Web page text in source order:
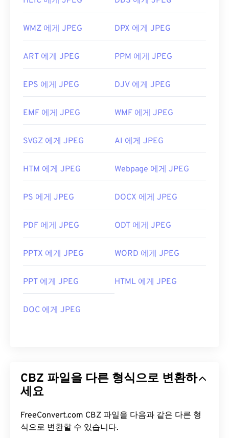
WMZ 에게 JPEG DPX 에게 JPEG
ART 에게 JPEG PPM 에게 JPEG
EPS 에게 JPEG DJV 에게 JPEG
EMF 에게 JPEG WMF 에게 JPEG
SVGZ 에게 JPEG AI 에게 JPEG
HTM 에게 JPEG Webpage 에게 JPEG
PS 에게 JPEG DOCX 에게 JPEG
PDF 에게 JPEG ODT 에게 JPEG
PPTX 에게 JPEG WORD 에게 JPEG
PPT 에게 JPEG HTML 에게 JPEG
DOC 에게 JPEG
CBZ 파일을 다른 형식으로 변환하
세요
FreeConvert.com CBZ 파일을 다음과 같은 다른 형
식으로 변환할 수 있습니다.